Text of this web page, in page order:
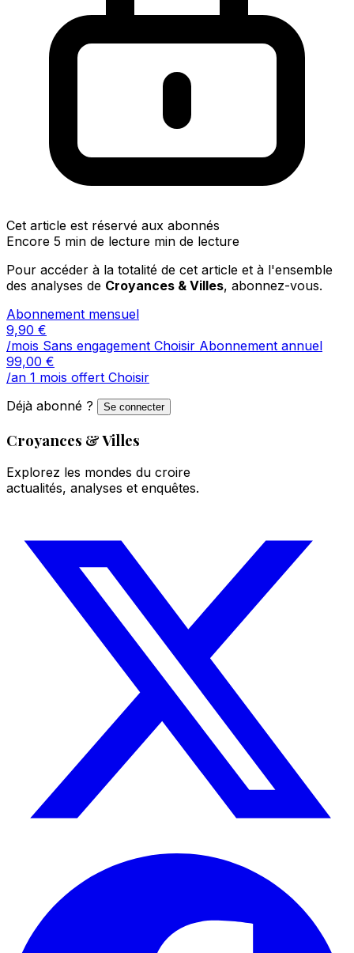
Cet article est réservé aux abonnés
Encore 5 min de lecture min de lecture
Pour accéder à la totalité de cet article et à l'ensemble
des analyses de Croyances & Villes, abonnez-vous.
Abonnement mensuel
9,90 €
/mois Sans engagement Choisir Abonnement annuel
99,00 €
/an 1 mois offert Choisir
Déjà abonné ?
Se connecter
Croyances & Villes
Explorez les mondes du croire
actualités, analyses et enquêtes.